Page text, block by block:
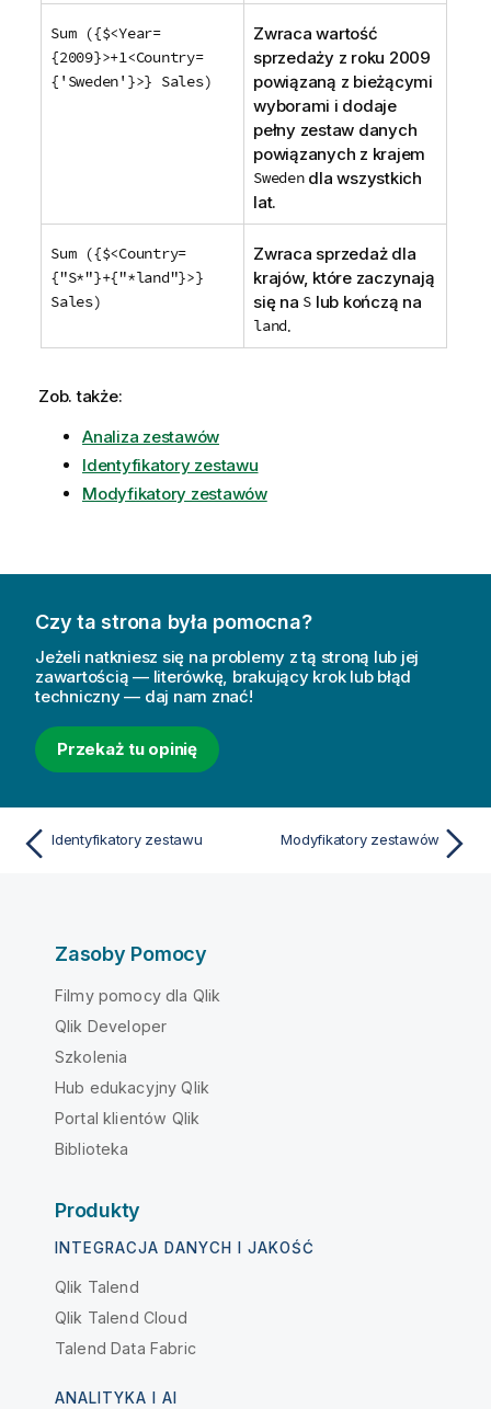
Sum ({$<Year=
{2009}>+1<Country=
{'Sweden'}>} Sales)
Zwraca wartość
sprzedaży z roku 2009
powiązaną z bieżącymi
wyborami i dodaje
pełny zestaw danych
powiązanych z krajem
Swedendla wszystkich
lat.
Sum ({$<Country=
{"S*"}+{"*land"}>}
Sales)
Zwraca sprzedaż dla
krajów, które zaczynają
się na S lub kończą na
land.
Zob. także:
Analiza zestawów
Identyfikatory zestawu
Modyfikatory zestawów
Czy ta strona była pomocna?
Jeżeli natkniesz się na problemy z tą stroną lub jej
zawartością — literówkę, brakujący krok lub błąd
techniczny — daj nam znać!
Przekaż tu opinię
Identyfikatory zestawu Modyfikatory zestawów
Zasoby Pomocy
Filmy pomocy dla Qlik
Qlik Developer
Szkolenia
Hub edukacyjny Qlik
Portal klientów Qlik
Biblioteka
Produkty
INTEGRACJA DANYCH I JAKOŚĆ
Qlik Talend
Qlik Talend Cloud
Talend Data Fabric
ANALITYKA I AI